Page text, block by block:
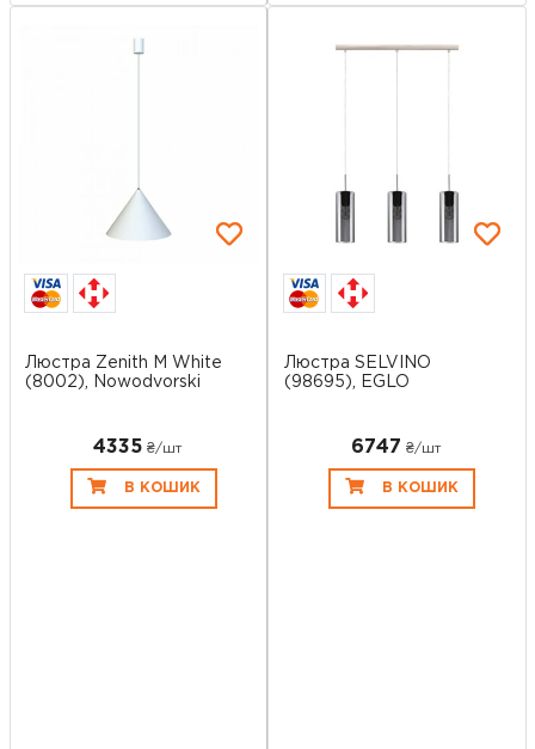
Люстра Zenith M White
(8002), Nowodvorski
4335 ₴/шт
В КОШИК
Люстра SELVINO
(98695), EGLO
6747 ₴/шт
В КОШИК